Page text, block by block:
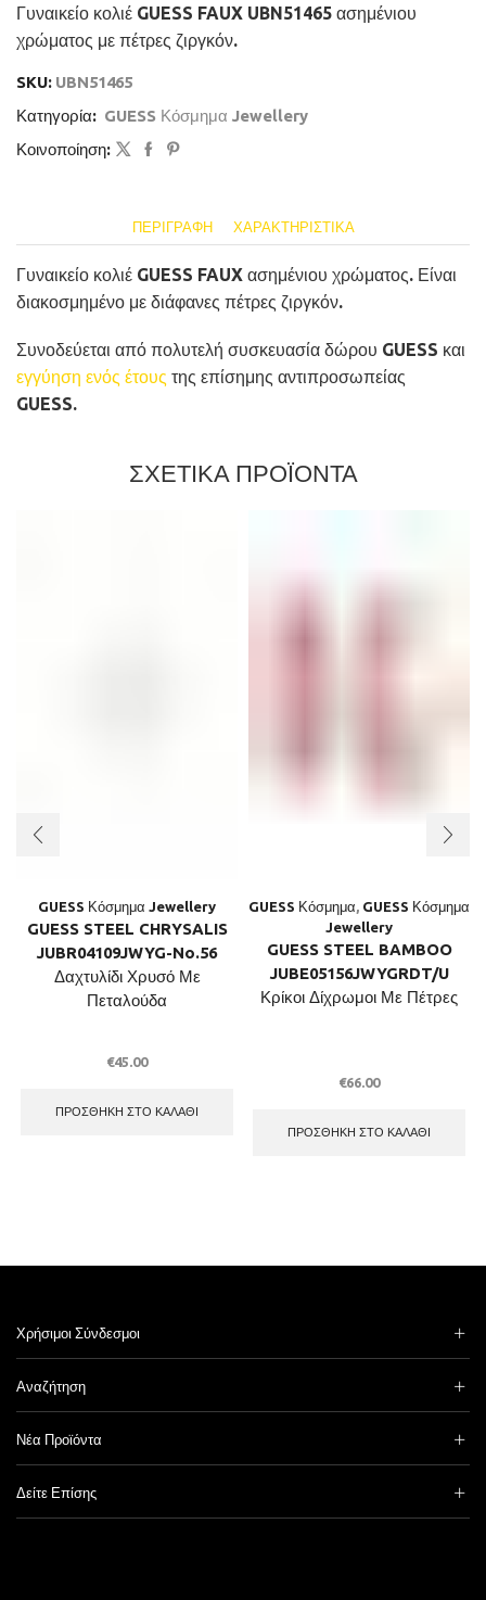
Γυναικείο κολιέ GUESS FAUX UBN51465 ασημένιου
χρώματος με πέτρες ζιργκόν.
SKU: UBN51465
Κατηγορία: GUESS Κόσμημα Jewellery
Κοινοποίηση:
ΠΕΡΙΓΡΑΦΉ ΧΑΡΑΚΤΗΡΙΣΤΙΚΆ
Γυναικείο κολιέ GUESS FAUX ασημένιου χρώματος. Είναι
διακοσμημένο με διάφανες πέτρες ζιργκόν.
Συνοδεύεται από πολυτελή συσκευασία δώρου GUESS και
εγγύηση ενός έτους της επίσημης αντιπροσωπείας
GUESS.
ΣΧΕΤΙΚΑ ΠΡΟΪΟΝΤΑ
GUESS Κόσμημα Jewellery
GUESS STEEL CHRYSALIS
JUBR04109JWYG-No.56
Δαχτυλίδι Χρυσό Με
Πεταλούδα
€45.00
ΠΡΟΣΘΉΚΗ ΣΤΟ ΚΑΛΆΘΙ
GUESS Κόσμημα, GUESS Κόσμημα
Jewellery
GUESS STEEL BAMBOO
JUBE05156JWYGRDT/U
Κρίκοι Δίχρωμοι Με Πέτρες
€66.00
ΠΡΟΣΘΉΚΗ ΣΤΟ ΚΑΛΆΘΙ
Χρήσιμοι Σύνδεσμοι
Αναζήτηση
Νέα Προϊόντα
Δείτε Επίσης